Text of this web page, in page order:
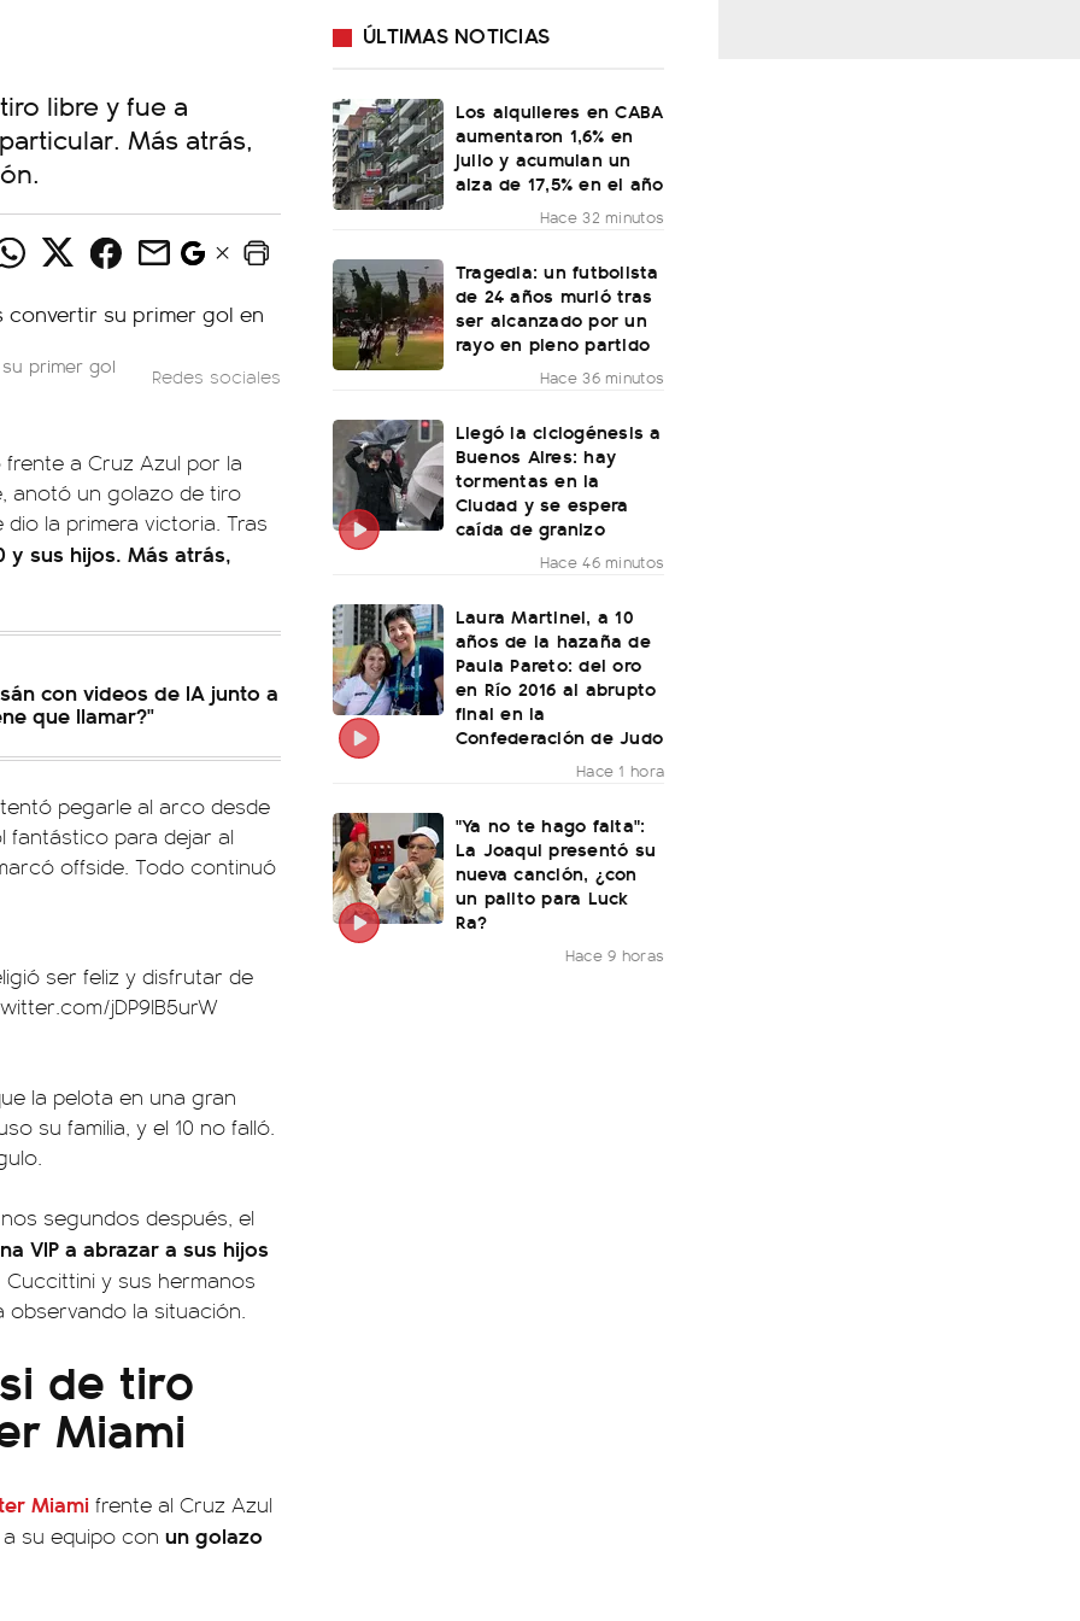
libre y fue a
Más atrás,
primer gol Redes sociales
a Cruz Azul por la
anotó un golazo de tiro
dio la primera victoria. Tras
sus hijos. Más atrás,
con videos de IA junto a
que llamar?"
pegarle al arco desde
fantástico para dejar al
offside. Todo continuó
ser feliz y disfrutar de
jDP9lB5urW
la pelota en una gran
su familia, y el 10 no falló.
segundos después, el
VIP a abrazar a sus hijos
y sus hermanos
la situación.
de tiro
Miami
Miami frente al Cruz Azul
su equipo con un golazo
ÚLTIMAS NOTICIAS
Los alquileres en CABA
aumentaron 1,6% en
julio y acumulan un
alza de 17,5% en el año
Hace 32 minutos
Tragedia: un futbolista
de 24 años murió tras
ser alcanzado por un
rayo en pleno partido
Hace 36 minutos
Llegó la ciclogénesis a
Buenos Aires: hay
tormentas en la
Ciudad y se espera
caída de granizo
Hace 46 minutos
Laura Martinel, a 10
años de la hazaña de
Paula Pareto: del oro
en Río 2016 al abrupto
final en la
Confederación de Judo
Hace 1 hora
"Ya no te hago falta":
La Joaqui presentó su
nueva canción, ¿con
un palito para Luck
Ra?
Hace 9 horas